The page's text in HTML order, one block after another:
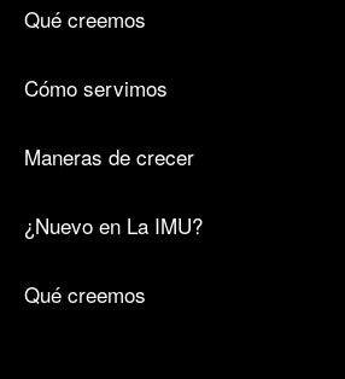
Qué creemos
Cómo servimos
Maneras de crecer
¿Nuevo en La IMU?
Qué creemos